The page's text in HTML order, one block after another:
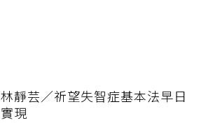
林靜芸／祈望失智症基本法早日
實現